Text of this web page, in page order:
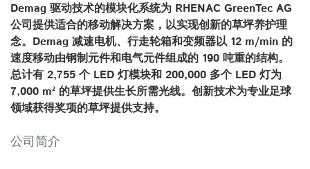
Demag 驱动技术的模块化系统为 RHENAC GreenTec AG
公司提供适合的移动解决方案，以实现创新的草坪养护理
念。Demag 减速电机、行走轮箱和变频器以 12 m/min 的
速度移动由钢制元件和电气元件组成的 190 吨重的结构。
总计有 2,755 个 LED 灯模块和 200,000 多个 LED 灯为
7,000 m² 的草坪提供生长所需光线。创新技术为专业足球
领域获得奖项的草坪提供支持。
公司简介